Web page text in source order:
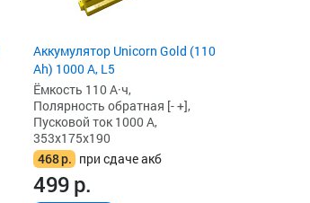
Аккумулятор Unicorn Gold (110
Ah) 1000 А, L5
Ёмкость 110 А·ч,
Полярность обратная [- +],
Пусковой ток 1000 А,
353x175x190
468р. при сдаче акб
499р.